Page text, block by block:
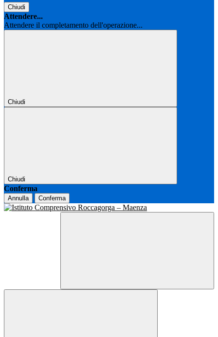
Chiudi
Attendere...
Attendere il completamento dell'operazione...
Chiudi
Chiudi
Conferma
Annulla Conferma